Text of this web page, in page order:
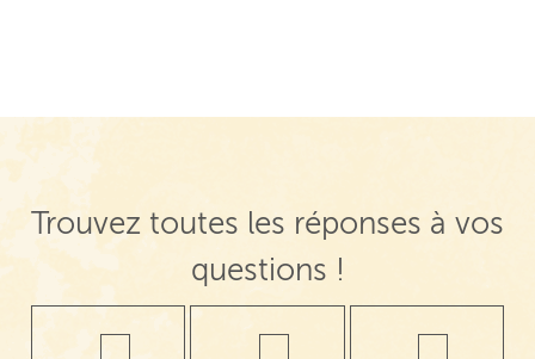
Navigation de post
Trouvez toutes les réponses à vos
questions !